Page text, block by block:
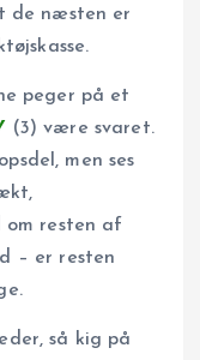
de næsten er
peger på et
(3) være svaret.
men ses
resten af
– er resten
så kig på